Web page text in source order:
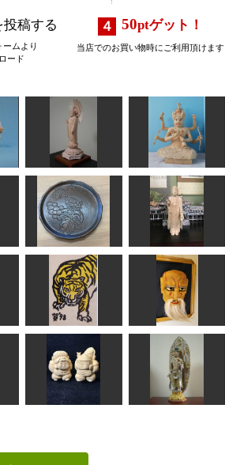
投稿する
ムより
ード
50ptゲット！
当店でのお買い物時にご利用頂けます
阿弥陀如来立像
ラッキー
愛染明王座像
ろうけい
ぶどうのお盆
みぽりん
阿弥陀如来像
みっちゃん
年賀状「寅」8
道刃物★所蔵参考作品
鼻瘤悪尉
能面武宝